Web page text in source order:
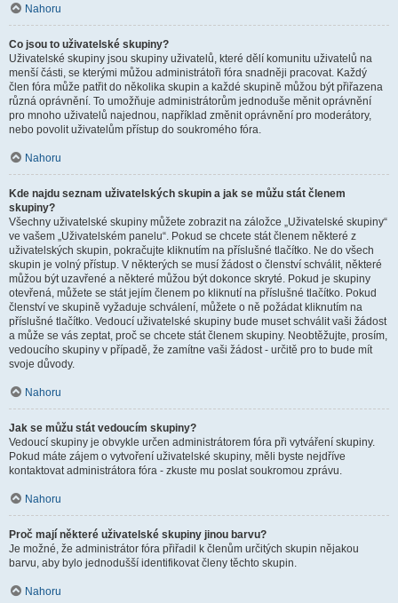
Nahoru
Co jsou to uživatelské skupiny?
Uživatelské skupiny jsou skupiny uživatelů, které dělí komunitu uživatelů na
menší části, se kterými můžou administrátoři fóra snadněji pracovat. Každý
člen fóra může patřit do několika skupin a každé skupině můžou být přiřazena
různá oprávnění. To umožňuje administrátorům jednoduše měnit oprávnění
pro mnoho uživatelů najednou, například změnit oprávnění pro moderátory,
nebo povolit uživatelům přístup do soukromého fóra.
Nahoru
Kde najdu seznam uživatelských skupin a jak se můžu stát členem
skupiny?
Všechny uživatelské skupiny můžete zobrazit na záložce „Uživatelské skupiny“
ve vašem „Uživatelském panelu“. Pokud se chcete stát členem některé z
uživatelských skupin, pokračujte kliknutím na příslušné tlačítko. Ne do všech
skupin je volný přístup. V některých se musí žádost o členství schválit, některé
můžou být uzavřené a některé můžou být dokonce skryté. Pokud je skupiny
otevřená, můžete se stát jejím členem po kliknutí na příslušné tlačítko. Pokud
členství ve skupině vyžaduje schválení, můžete o ně požádat kliknutím na
příslušné tlačítko. Vedoucí uživatelské skupiny bude muset schválit vaši žádost
a může se vás zeptat, proč se chcete stát členem skupiny. Neobtěžujte, prosím,
vedoucího skupiny v případě, že zamítne vaši žádost - určitě pro to bude mít
svoje důvody.
Nahoru
Jak se můžu stát vedoucím skupiny?
Vedoucí skupiny je obvykle určen administrátorem fóra při vytváření skupiny.
Pokud máte zájem o vytvoření uživatelské skupiny, měli byste nejdříve
kontaktovat administrátora fóra - zkuste mu poslat soukromou zprávu.
Nahoru
Proč mají některé uživatelské skupiny jinou barvu?
Je možné, že administrátor fóra přiřadil k členům určitých skupin nějakou
barvu, aby bylo jednodušší identifikovat členy těchto skupin.
Nahoru